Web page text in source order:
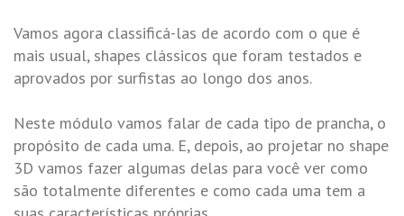
Vamos agora classificá-las de acordo com o que é
mais usual, shapes clássicos que foram testados e
aprovados por surfistas ao longo dos anos.
Neste módulo vamos falar de cada tipo de prancha, o
propósito de cada uma. E, depois, ao projetar no shape
3D vamos fazer algumas delas para você ver como
são totalmente diferentes e como cada uma tem a